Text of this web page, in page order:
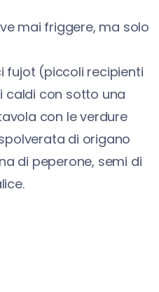
mai friggere, ma solo
fujot (piccoli recipienti
con sotto una
con le verdure
di origano
di peperone, semi di